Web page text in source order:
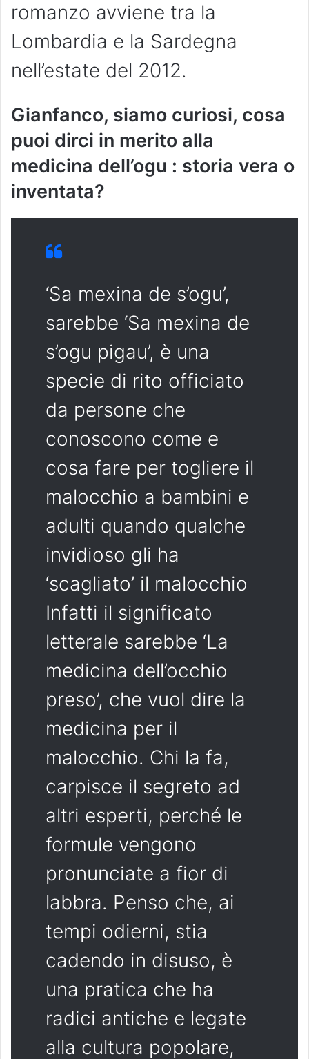
romanzo avviene tra la
Lombardia e la Sardegna
nell’estate del 2012.
Gianfanco, siamo curiosi, cosa
puoi dirci in merito alla
medicina dell’ogu : storia vera o
inventata?
‘Sa mexina de s’ogu’,
sarebbe ‘Sa mexina de
s’ogu pigau’, è una
specie di rito officiato
da persone che
conoscono come e
cosa fare per togliere il
malocchio a bambini e
adulti quando qualche
invidioso gli ha
‘scagliato’ il malocchio
Infatti il significato
letterale sarebbe ‘La
medicina dell’occhio
preso’, che vuol dire la
medicina per il
malocchio. Chi la fa,
carpisce il segreto ad
altri esperti, perché le
formule vengono
pronunciate a fior di
labbra. Penso che, ai
tempi odierni, stia
cadendo in disuso, è
una pratica che ha
radici antiche e legate
alla cultura popolare,